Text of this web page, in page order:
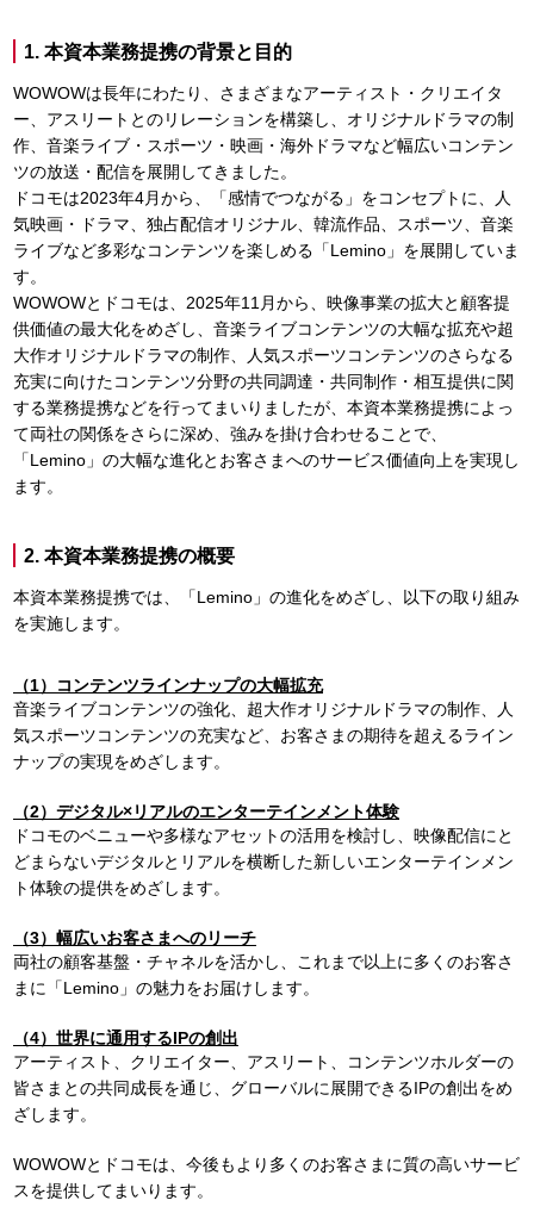
1. 本資本業務提携の背景と目的
WOWOWは長年にわたり、さまざまなアーティスト・クリエイタ
ー、アスリートとのリレーションを構築し、オリジナルドラマの制
作、音楽ライブ・スポーツ・映画・海外ドラマなど幅広いコンテン
ツの放送・配信を展開してきました。
ドコモは2023年4月から、「感情でつながる」をコンセプトに、人
気映画・ドラマ、独占配信オリジナル、韓流作品、スポーツ、音楽
ライブなど多彩なコンテンツを楽しめる「Lemino」を展開していま
す。
WOWOWとドコモは、2025年11月から、映像事業の拡大と顧客提
供価値の最大化をめざし、音楽ライブコンテンツの大幅な拡充や超
大作オリジナルドラマの制作、人気スポーツコンテンツのさらなる
充実に向けたコンテンツ分野の共同調達・共同制作・相互提供に関
する業務提携などを行ってまいりましたが、本資本業務提携によっ
て両社の関係をさらに深め、強みを掛け合わせることで、
「Lemino」の大幅な進化とお客さまへのサービス価値向上を実現し
ます。
2. 本資本業務提携の概要
本資本業務提携では、「Lemino」の進化をめざし、以下の取り組み
を実施します。
（1）コンテンツラインナップの大幅拡充
音楽ライブコンテンツの強化、超大作オリジナルドラマの制作、人
気スポーツコンテンツの充実など、お客さまの期待を超えるライン
ナップの実現をめざします。
（2）デジタル×リアルのエンターテインメント体験
ドコモのベニューや多様なアセットの活用を検討し、映像配信にと
どまらないデジタルとリアルを横断した新しいエンターテインメン
ト体験の提供をめざします。
（3）幅広いお客さまへのリーチ
両社の顧客基盤・チャネルを活かし、これまで以上に多くのお客さ
まに「Lemino」の魅力をお届けします。
（4）世界に通用するIPの創出
アーティスト、クリエイター、アスリート、コンテンツホルダーの
皆さまとの共同成長を通じ、グローバルに展開できるIPの創出をめ
ざします。
WOWOWとドコモは、今後もより多くのお客さまに質の高いサービ
スを提供してまいります。